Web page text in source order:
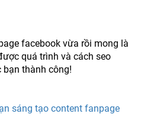
facebook vừa rồi mong là
quá trình và cách seo
bạn thành công!
sáng tạo content fanpage